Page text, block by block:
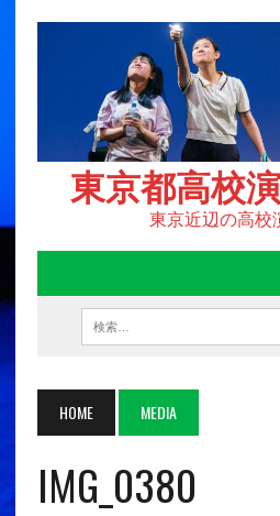
東京都高校
東京近辺の高校
HOME MEDIA
IMG_0380